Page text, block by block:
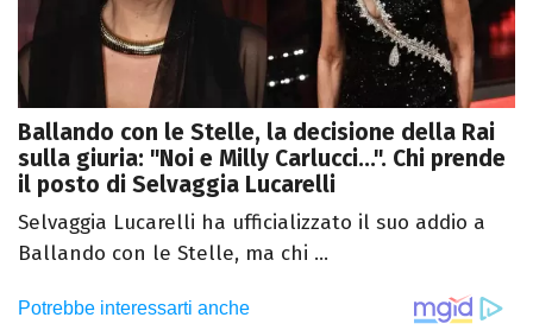
Ballando con le Stelle, la decisione della Rai
sulla giuria: "Noi e Milly Carlucci...". Chi prende
il posto di Selvaggia Lucarelli
Selvaggia Lucarelli ha ufficializzato il suo addio a
Ballando con le Stelle, ma chi ...